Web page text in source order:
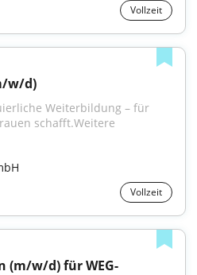
Vollzeit
w/d)
Weiterbildung – für
schafft.Weitere
Vollzeit
w/d) für WEG-